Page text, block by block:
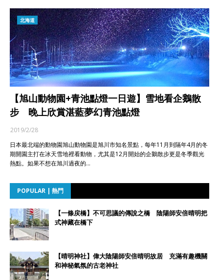
北海道
【旭山動物園+青池點燈一日遊】雪地看企鵝散
步 晚上欣賞湛藍夢幻青池點燈
2019/2/28
日本最北端的動物園旭山動物園是旭川市知名景點，每年11月到隔年4月的冬
期開園主打在冰天雪地裡看動物，尤其是12月開始的企鵝散步更是冬季觀光
熱點。如果不想在旭川過夜的…
POPULAR | 熱門
【一條戻橋】不可思議的傳說之橋 陰陽師安倍晴明把
式神藏在橋下
【晴明神社】偉大陰陽師安倍晴明故居 充滿有趣機關
和神秘氣氛的古老神社